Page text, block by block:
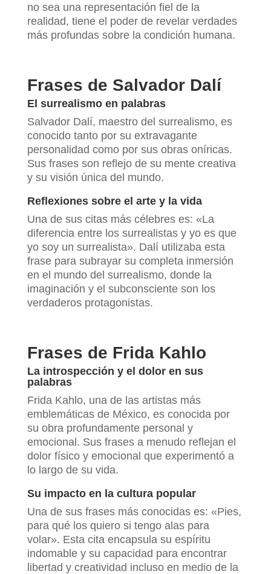
no sea una representación fiel de la
realidad, tiene el poder de revelar verdades
más profundas sobre la condición humana.
Frases de Salvador Dalí
El surrealismo en palabras
Salvador Dalí, maestro del surrealismo, es
conocido tanto por su extravagante
personalidad como por sus obras oníricas.
Sus frases son reflejo de su mente creativa
y su visión única del mundo.
Reflexiones sobre el arte y la vida
Una de sus citas más célebres es: «La
diferencia entre los surrealistas y yo es que
yo soy un surrealista». Dalí utilizaba esta
frase para subrayar su completa inmersión
en el mundo del surrealismo, donde la
imaginación y el subconsciente son los
verdaderos protagonistas.
Frases de Frida Kahlo
La introspección y el dolor en sus
palabras
Frida Kahlo, una de las artistas más
emblemáticas de México, es conocida por
su obra profundamente personal y
emocional. Sus frases a menudo reflejan el
dolor físico y emocional que experimentó a
lo largo de su vida.
Su impacto en la cultura popular
Una de sus frases más conocidas es: «Pies,
para qué los quiero si tengo alas para
volar». Esta cita encapsula su espíritu
indomable y su capacidad para encontrar
libertad y creatividad incluso en medio de la